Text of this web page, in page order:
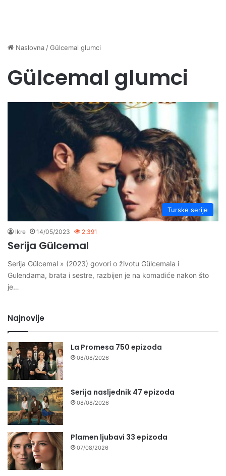
Naslovna /Gülcemal glumci
Gülcemal glumci
Turske serije
Ikre 14/05/2023 2,391
Serija Gülcemal
Serija Gülcemal » (2023) govori o životu Gülcemala i
Gulendama, brata i sestre, razbijen je na komadiće nakon što
je…
Najnovije
La Promesa 750 epizoda
08/08/2026
Serija nasljednik 47 epizoda
08/08/2026
Plamen ljubavi 33 epizoda
07/08/2026